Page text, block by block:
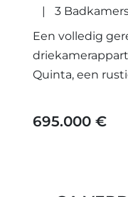
3
Een volledig
Quinta, een
woning biedt
oppervlakte,
695.000 €